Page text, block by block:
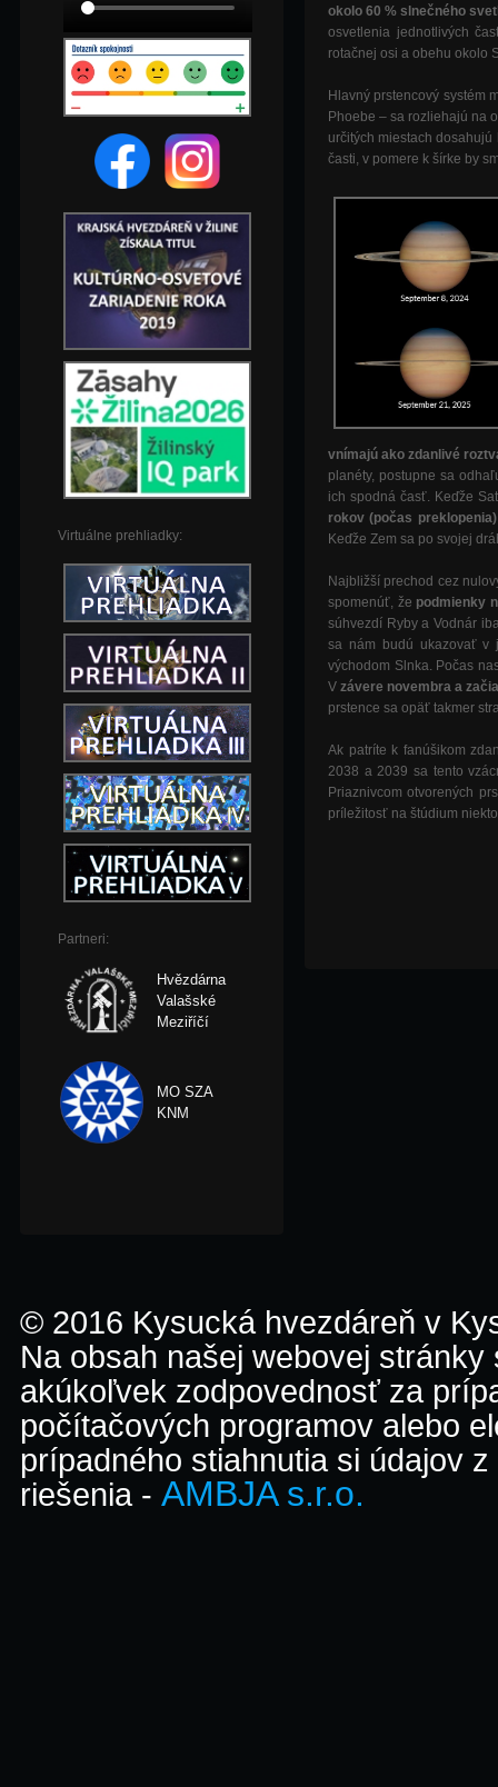
Virtuálne prehliadky:
Partneri:
Hvězdárna
Valašské
Meziříčí
MO SZA
KNM
okolo 60 % slnečného
osvetlenia jednotlivých
rotačnej osi a obehu okolo
Hlavný prstencový systém
Phoebe – sa rozliehajú na
určitých miestach dosahujú
časti, v pomere k šírke by
vnímajú ako zdanlivé
planéty, postupne sa
ich spodná časť. Keďže
rokov (počas
Keďže Zem sa po svojej
Najbližší prechod cez
spomenúť, že podmienky
súhvezdí Ryby a Vodnár
sa nám budú ukazovať v
východom Slnka. Počas
Vzávere novembra a
prstence sa opäť takmer
Ak patríte k fanúšikom
2038 a 2039 sa tento
Priaznivcom otvorených
príležitosť na štúdium
© 2016 Kysucká hvezdáreň v
Na obsah našej webovej
akúkoľvek zodpovednosť za
počítačových programov alebo
prípadného stiahnutia si údajov
riešenia - AMBJA s.r.o.